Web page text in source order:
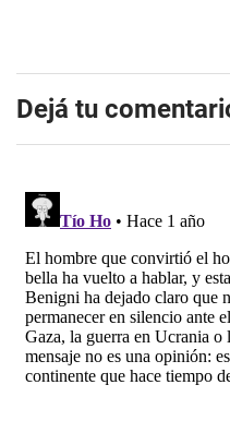
Dejá tu